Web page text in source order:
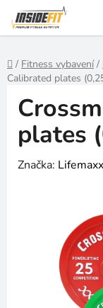
Přejít
na
obsah
Domů
/ Fitness vybavení /
Calibrated plates
plates
Značka: Lifemaxx